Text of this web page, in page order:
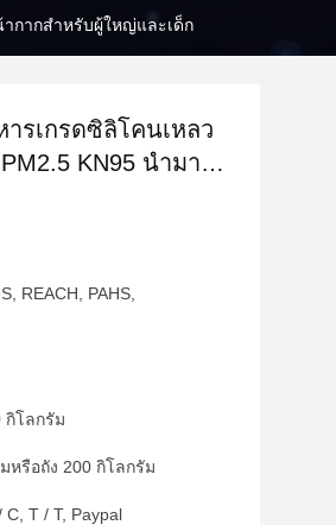
กากสำหรับผู้ใหญ่และเด็ก
รเกรดซิลิโคนเหลว
KN95 นำมาใช้
REACH, PAHS,
กิโลกรัม
หรือถัง 200 กิโลกรัม
C, T / T, Paypal